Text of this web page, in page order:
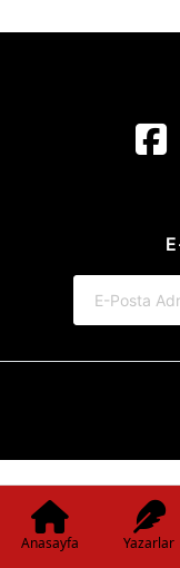
Anasayfa Yazarlar